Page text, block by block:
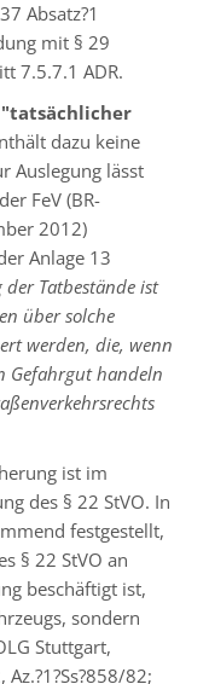
Absatz?1
mit § 29
7.5.7.1 ADR.
"tatsächlicher
dazu keine
Auslegung lässt
FeV (BR-
2012)
Anlage 13
Tatbestände ist
über solche
werden, die, wenn
Gefahrgut handeln
ist im
des § 22 StVO. In
festgestellt,
§ 22 StVO an
beschäftigt ist,
sondern
Stuttgart,
82;